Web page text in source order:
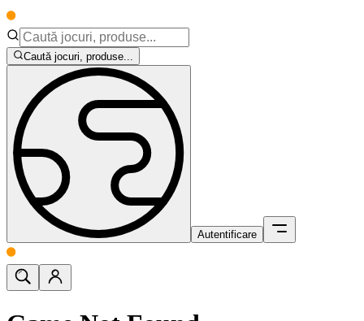
Caută jocuri, produse...
Autentificare